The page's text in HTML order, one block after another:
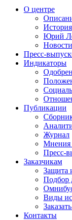
О центре
История
Юрий
Новости
Пресс-
Индикаторы
Публикации
Журнал
Мнения
Пресс-
Заказчикам
Защита
Подбор
Виды
Контакты